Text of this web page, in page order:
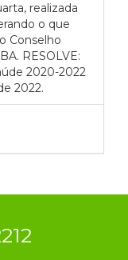
realizada
o que
Conselho
RESOLVE:
2020-2022
2022.